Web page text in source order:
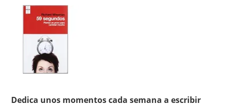
Dedica unos momentos cada semana a escribir